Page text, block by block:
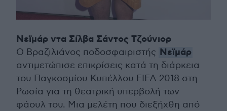
Νεϊμάρ ντα Σίλβα Σάντος Τζούνιορ
Ο Βραζιλιάνος ποδοσφαιριστής Νεϊμάρ
αντιμετώπισε επικρίσεις κατά τη διάρκεια
του Παγκοσμίου Κυπέλλου FIFA 2018 στη
Ρωσία για τη θεατρική υπερβολή των
φάουλ του. Μια μελέτη που διεξήχθη από